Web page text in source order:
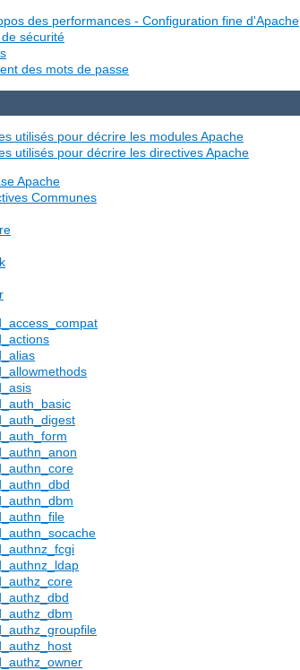
des performances - Configuration fine d'Apache
sécurité
des mots de passe
utilisés pour décrire les modules Apache
utilisés pour décrire les directives Apache
Apache
Communes